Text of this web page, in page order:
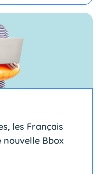
les Français
Bbox